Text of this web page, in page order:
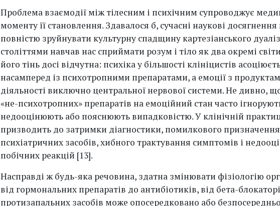
Проблема взаємодії між тілесним і психічним супроводжує
моменту її становлення. Здавалося б, сучасні наукові
повністю зруйнувати культурну спадщину картезіанського
століттями навчав нас сприймати розум і тіло як два окремі
його тінь досі відчутна: психіка у більшості клініцистів
насамперед із психотропними препаратами, а емоції з
діяльності виключно центральної нервової системи. Не дивно,
«не-психотропних» препаратів на емоційний стан часто
недооцінюють або пояснюють випадковістю. У клінічній
призводить до затримки діагностики, помилкового призначення
психіатричних засобів, хибного трактування симптомів і
побічних реакцій [13].
Насправді ж будь-яка речовина, здатна змінювати фізіологію
від гормональних препаратів до антибіотиків, від бета-
протизапальних засобів може опосередковано або безпосередньо